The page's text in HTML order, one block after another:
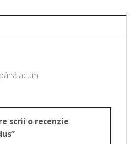
acum.
scrii o recenzie